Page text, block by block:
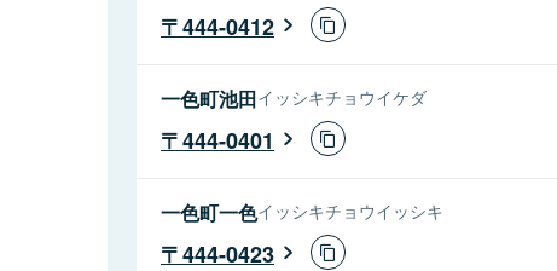
444-0412
一色町池田イッシキチョウイケダ
444-0401
一色町一色イッシキチョウイッシキ
444-0423